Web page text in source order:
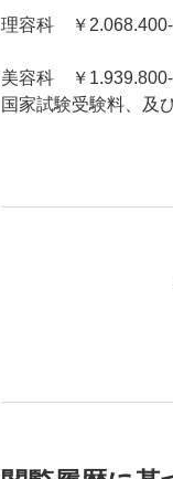
理容科 ￥
美容科 ￥
国家試験受験料、及